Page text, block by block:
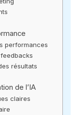
performances
résultats
de l’IA
claires